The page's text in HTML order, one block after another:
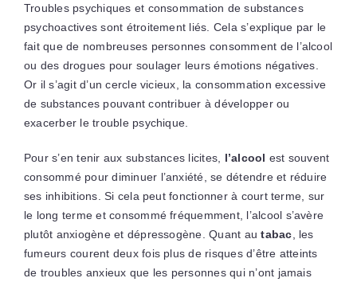
Troubles psychiques et consommation de substances
psychoactives sont étroitement liés. Cela s’explique par le
fait que de nombreuses personnes consomment de l’alcool
ou des drogues pour soulager leurs émotions négatives.
Or il s’agit d’un cercle vicieux, la consommation excessive
de substances pouvant contribuer à développer ou
exacerber le trouble psychique.
Pour s’en tenir aux substances licites, l’alcool est souvent
consommé pour diminuer l’anxiété, se détendre et réduire
ses inhibitions. Si cela peut fonctionner à court terme, sur
le long terme et consommé fréquemment, l’alcool s’avère
plutôt anxiogène et dépressogène. Quant autabac , les
fumeurs courent deux fois plus de risques d’être atteints
de troubles anxieux que les personnes qui n’ont jamais